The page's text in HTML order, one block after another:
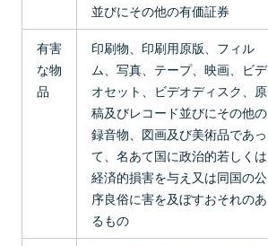
並びにその他の有価証券
有害
な物
品
印刷物、印刷用原版、フィル
ム、写真、テープ、映画、ビデ
オセット、ビデオディスク、原
稿及びレコード並びにその他の
録音物、図画及び美術品であっ
て、名あて国に政治的若しくは
経済的損害を与え又は同国の公
序良俗に害を及ぼすおそれのあ
るもの